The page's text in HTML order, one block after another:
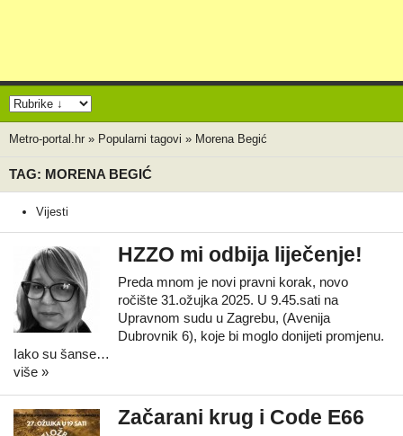
Metro-portal.hr » Popularni tagovi » Morena Begić
TAG: MORENA BEGIĆ
Vijesti
HZZO mi odbija liječenje!
Preda mnom je novi pravni korak, novo
ročište 31.ožujka 2025. U 9.45.sati na
Upravnom sudu u Zagrebu, (Avenija
Dubrovnik 6), koje bi moglo donijeti promjenu.
Iako su šanse…
više »
Začarani krug i Code E66